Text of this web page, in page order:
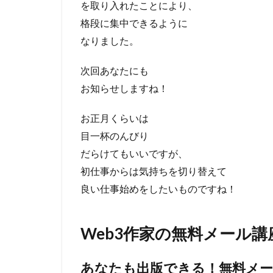
を取り入れたことにより、
格段に集中できるように
なりました。
次回あなたにも
お知らせしますね！
お正月くらいは
目一杯のんびり
だらけてもいいですが、
初仕事からは気持ちを切り替えて
良い仕事始めをしたいものですね！
Web3作家の無料メール講
あなたも出版できる！無料メ